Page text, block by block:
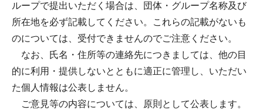
ループで提出いただく場合は、団体・グループ名称及び
所在地を必ず記載してください。これらの記載がないも
のについては、受付できませんのでご注意ください。
なお、氏名・住所等の連絡先につきましては、他の目
的に利用・提供しないとともに適正に管理し、いただい
た個人情報は公表しません。
ご意見等の内容については、原則として公表します。